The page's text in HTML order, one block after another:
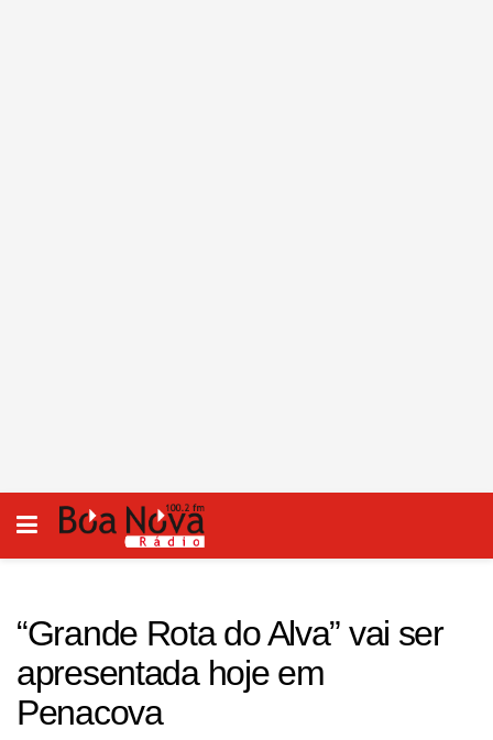
“Grande Rota do Alva” vai ser
apresentada hoje em
Penacova